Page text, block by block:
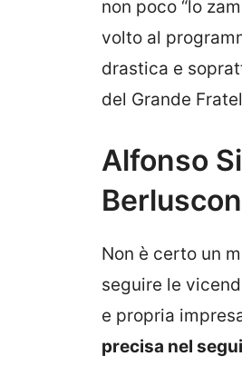
non poco “lo
volto al
drastica e
del Grande
Alfonso
Non è certo un
seguire le
e propria
precisa nel